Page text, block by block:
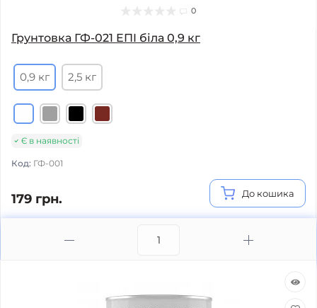
0
Грунтовка ГФ-021 EПI біла 0,9 кг
0,9 кг 2,5 кг
Є в наявності
Код: ГФ-001
179 грн. До кошика